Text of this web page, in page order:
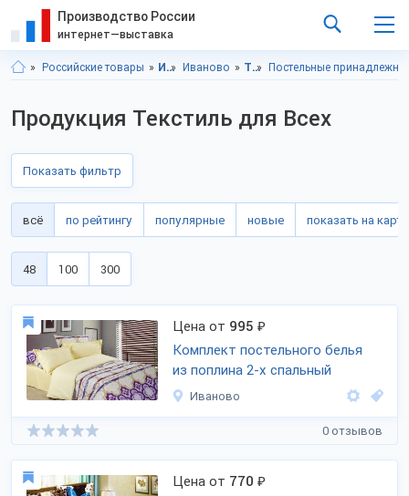
Производство России
интернет—выставка
Российские товары Ивановская область Иваново Товары для дома Постельные
Продукция Текстиль для Всех
Показать фильтр
всё по рейтингу популярные новые показать на карте
48 100 300
Цена от 995 ₽
Комплект постельного белья
из поплина 2-х спальный
Иваново
0 отзывов
Цена от 770 ₽